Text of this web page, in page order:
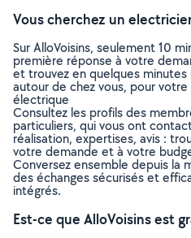
Vous cherchez un
Sur AlloVoisins, seulement 10
première réponse à votre
et trouvez en quelques
autour de chez vous, pour
électrique
Consultez les profils des
particuliers, qui vous ont
réalisation, expertises, avis :
votre demande et à votre
Conversez ensemble depuis la
des échanges sécurisés et
intégrés.
Est-ce que AlloVoisins est